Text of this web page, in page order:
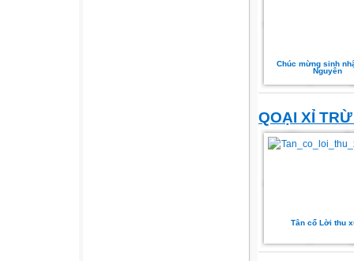
Chúc mừng sinh
Nguyên
QOẠI XỈ
Tân cổ Lời thu